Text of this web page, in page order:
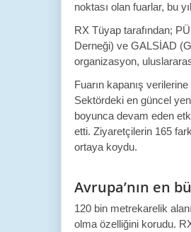
noktası olan fuarlar, bu
RX Tüyap tarafından;
Derneği) ve GALSİAD
organizasyon,
Fuarın kapanış
Sektördeki en güncel
boyunca devam eden
etti. Ziyaretçilerin 165
ortaya koydu.
Avrupa’nın en
120 bin metrekarelik
olma özelliğini korudu.